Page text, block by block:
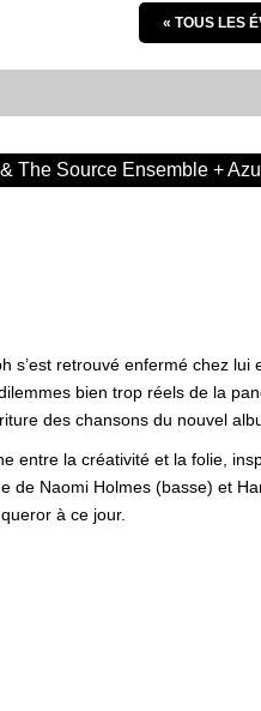
« TOUS LES
The Source Ensemble +
s’est retrouvé enfermé chez lui
bien trop réels de la
des chansons du nouvel
entre la créativité et la folie,
de Naomi Holmes (basse) et
à ce jour.